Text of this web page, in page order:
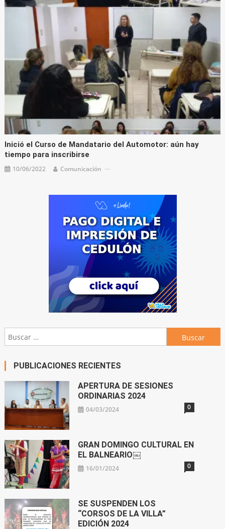
Inició el Curso de Mandatario del Automotor: aún hay
tiempo para inscribirse
10/06/2022 Comunicación
Buscar:
PUBLICACIONES RECIENTES
APERTURA DE SESIONES
ORDINARIAS 2024
04/03/2024 0
GRAN DOMINGO CULTURAL EN
EL BALNEARIO￼
16/01/2024 0
SE SUSPENDEN LOS
“CORSOS DE LA VILLA”
EDICIÓN 2024